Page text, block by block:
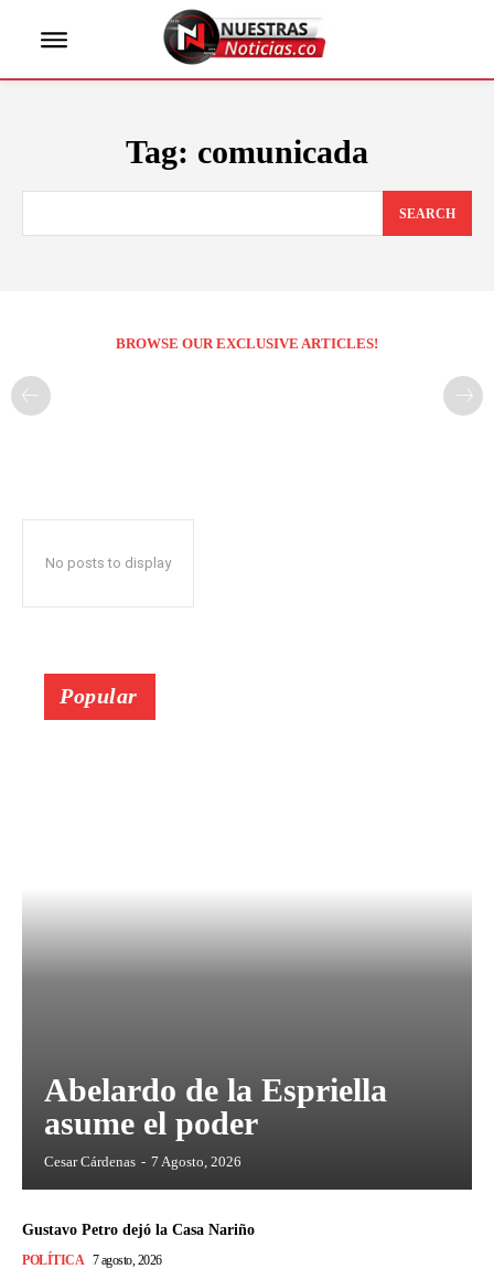
Tag: comunicada
SEARCH
BROWSE OUR EXCLUSIVE ARTICLES!
No posts to display
Popular
Abelardo de la Espriella
asume el poder
Cesar Cárdenas - 7 Agosto, 2026
Gustavo Petro dejó la Casa Nariño
POLÍTICA 7 agosto, 2026